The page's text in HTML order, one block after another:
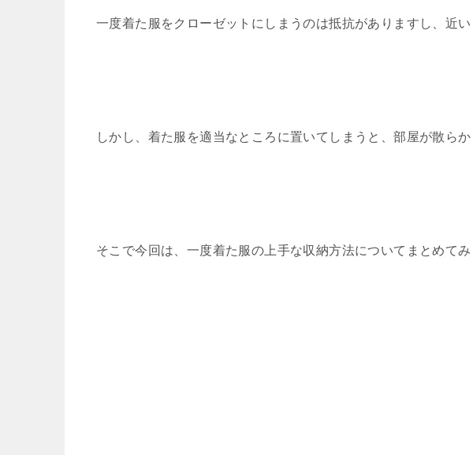
一度着た服をクローゼットにしまうのは抵抗がありますし、近
しかし、着た服を適当なところに置いてしまうと、部屋が散ら
そこで今回は、一度着た服の上手な収納方法についてまとめてみ